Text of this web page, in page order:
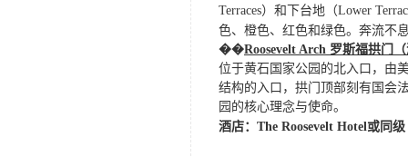
Terraces）和下台地（Lower
色、橙色、红色和绿色。奔流不
��Roosevelt Arch 罗斯福拱门（
位于黄石国家公园的北入口，由
结构的入口，拱门顶部刻有国会
园的核心理念与使命。
酒店： The Roosevelt Hotel或同级